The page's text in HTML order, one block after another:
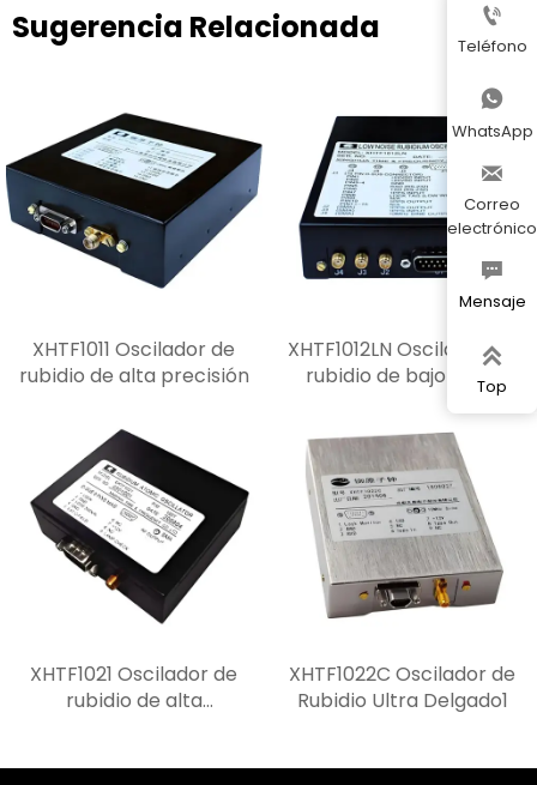
Sugerencia Relacionada
XHTF1011 Oscilador de
rubidio de alta precisión
XHTF1012LN Oscilador de
rubidio de bajo ruido
XHTF1021 Oscilador de
rubidio de alta
XHTF1022C Oscilador de
Rubidio Ultra Delgado1

Teléfono

WhatsApp

Correo
electrónico

Mensaje

Top